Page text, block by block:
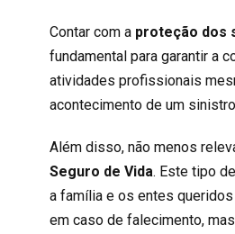
Contar com a proteção dos
fundamental para garantir a
atividades profissionais
acontecimento de um
Além disso, não menos
Seguro de Vida. Este tipo
a família e os entes
em caso de falecimento,